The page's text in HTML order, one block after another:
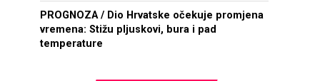
PROGNOZA / Dio Hrvatske očekuje promjena
vremena: Stižu pljuskovi, bura i pad
temperature